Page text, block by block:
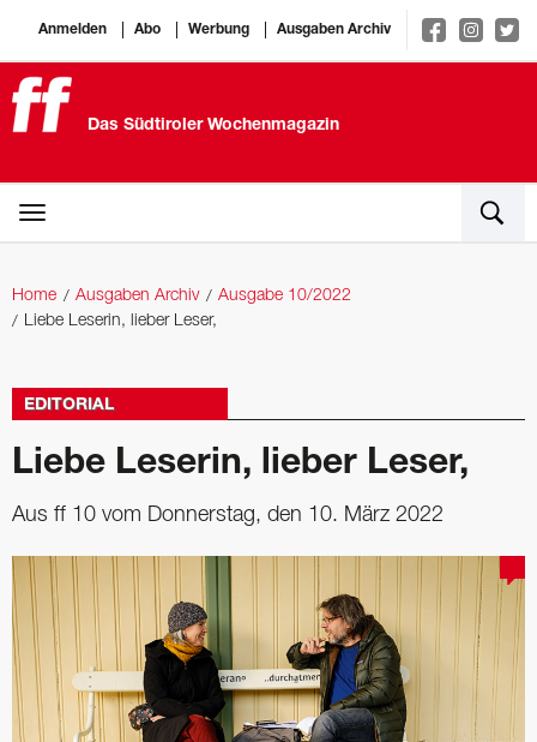
Anmelden Abo Werbung Ausgaben Archiv
Das Südtiroler Wochenmagazin
Home Ausgaben Archiv
Ausgabe 10/2022
Liebe Leserin, lieber Leser,
EDITORIAL
Liebe Leserin, lieber Leser,
Aus ff 10 vom Donnerstag, den 10. März 2022